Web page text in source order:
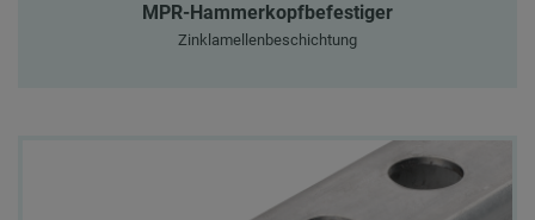
MPR-Hammerkopfbefestiger
Zinklamellenbeschichtung